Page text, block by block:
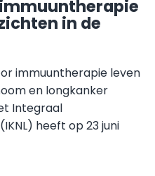
in de
immuuntherapie leven
en longkanker
Integraal
heeft op 23 juni